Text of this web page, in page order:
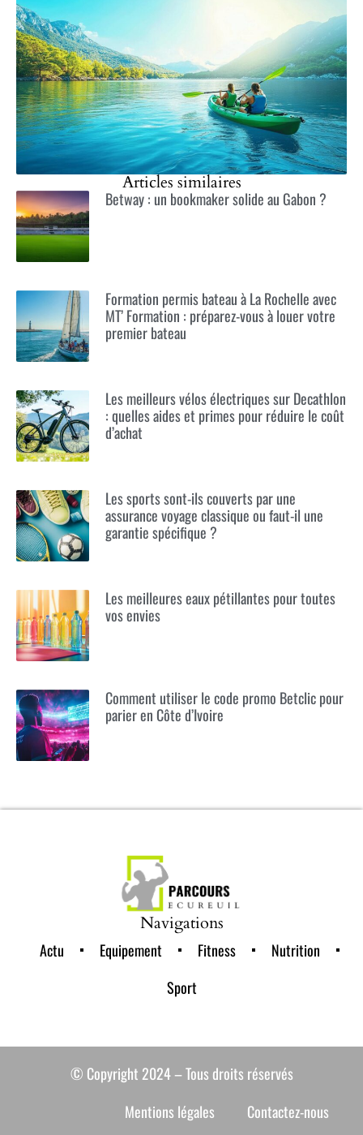
Articles similaires
Betway : un bookmaker solide au Gabon ?
Formation permis bateau à La Rochelle avec
MT’ Formation : préparez-vous à louer votre
premier bateau
Les meilleurs vélos électriques sur Decathlon
: quelles aides et primes pour réduire le coût
d’achat
Les sports sont-ils couverts par une
assurance voyage classique ou faut-il une
garantie spécifique ?
Les meilleures eaux pétillantes pour toutes
vos envies
Comment utiliser le code promo Betclic pour
parier en Côte d’Ivoire
Navigations
Actu Equipement Fitness
Nutrition
Sport
© Copyright 2024 – Tous droits réservés
Mentions légales
Contactez-nous